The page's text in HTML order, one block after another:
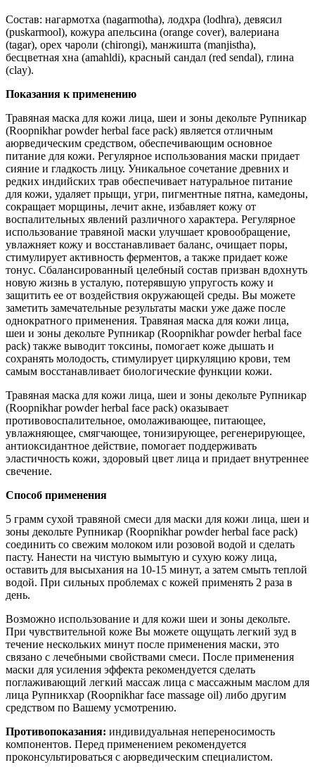
Состав: нагармотха (nagarmotha), лодхра (lodhra), девясил
(puskarmool), кожура апельсина (orange cover), валериана
(tagar), орех чароли (chirongi), манжишта (manjistha),
бесцветная хна (amahldi), красный сандал (red sendal), глина
(clay).
Показания к применению
Травяная маска для кожи лица, шеи и зоны декольте Рупникар
(Roopnikhar powder herbal face pack) является отличным
аюрведическим средством, обеспечивающим основное
питание для кожи. Регулярное использования маски придает
сияние и гладкость лицу. Уникальное сочетание древних и
редких индийских трав обеспечивает натуральное питание
для кожи, удаляет прыщи, угри, пигментные пятна, камедоны,
сокращает морщины, лечит акне, избавляет кожу от
воспалительных явлений различного характера. Регулярное
использование травяной маски улучшает кровообращение,
увлажняет кожу и восстанавливает баланс, очищает поры,
стимулирует активность ферментов, а также придает коже
тонус. Сбалансированный целебный состав призван вдохнуть
новую жизнь в усталую, потерявшую упругость кожу и
защитить ее от воздействия окружающей среды. Вы можете
заметить замечательные результаты маски уже даже после
однократного применения. Травяная маска для кожи лица,
шеи и зоны декольте Рупникар (Roopnikhar powder herbal face
pack) также выводит токсины, помогает коже дышать и
сохранять молодость, стимулирует циркуляцию крови, тем
самым восстанавливает биологические функции кожи.
Травяная маска для кожи лица, шеи и зоны декольте Рупникар
(Roopnikhar powder herbal face pack) оказывает
противовоспалительное, омолаживающее, питающее,
увлажняющее, смягчающее, тонизирующее, регенерирующее,
антиоксидантное действие, помогает поддерживать
эластичность кожи, здоровый цвет лица и придает внутреннее
свечение.
Способ применения
5 грамм сухой травяной смеси для маски для кожи лица, шеи и
зоны декольте Рупникар (Roopnikhar powder herbal face pack)
соединить со свежим молоком или розовой водой и сделать
пасту. Нанести на чистую вымытую и сухую кожу лица,
оставить для высыхания на 10-15 минут, а затем смыть теплой
водой. При сильных проблемах с кожей применять 2 раза в
день.
Возможно использование и для кожи шеи и зоны декольте.
При чувствительной коже Вы можете ощущать легкий зуд в
течение нескольких минут после применения маски, это
связано с лечебными свойствами смеси. После применения
маски для усиления эффекта рекомендуется сделать
поглаживающий легкий массаж лица с массажным маслом для
лица Рупникхар (Roopnikhar face massage oil) либо другим
средством по Вашему усмотрению.
Противопоказания: индивидуальная непереносимость
компонентов. Перед применением рекомендуется
проконсультироваться с аюрведическим специалистом.